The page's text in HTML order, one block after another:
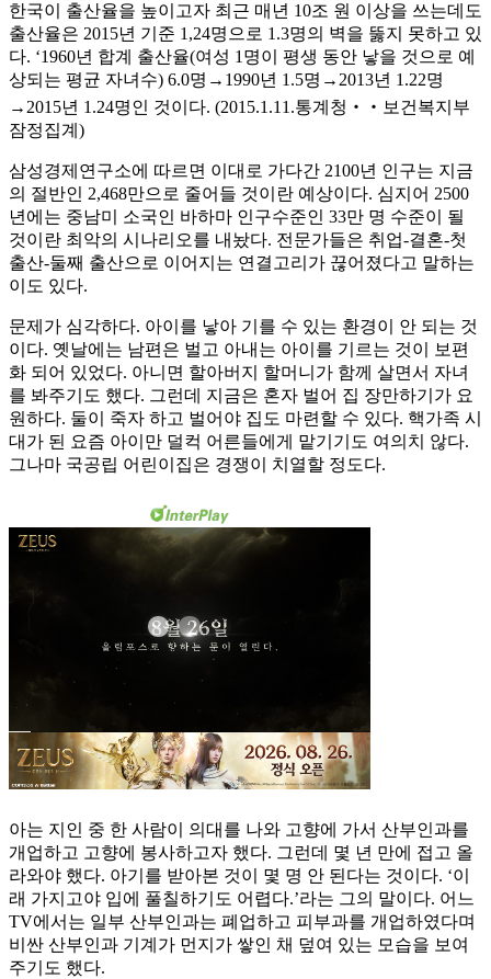
한국이 출산율을 높이고자 최근 매년 10조 원 이상을 쓰는데도
출산율은 2015년 기준 1,24명으로 1.3명의 벽을 뚫지 못하고 있
다. ‘1960년 합계 출산율(여성 1명이 평생 동안 낳을 것으로 예
상되는 평균 자녀수) 6.0명→1990년 1.5명→2013년 1.22명
→2015년 1.24명인 것이다. (2015.1.11.통계청‧‧보건복지부
잠정집계)
삼성경제연구소에 따르면 이대로 가다간 2100년 인구는 지금
의 절반인 2,468만으로 줄어들 것이란 예상이다. 심지어 2500
년에는 중남미 소국인 바하마 인구수준인 33만 명 수준이 될
것이란 최악의 시나리오를 내놨다. 전문가들은 취업-결혼-첫
출산-둘째 출산으로 이어지는 연결고리가 끊어졌다고 말하는
이도 있다.
문제가 심각하다. 아이를 낳아 기를 수 있는 환경이 안 되는 것
이다. 옛날에는 남편은 벌고 아내는 아이를 기르는 것이 보편
화 되어 있었다. 아니면 할아버지 할머니가 함께 살면서 자녀
를 봐주기도 했다. 그런데 지금은 혼자 벌어 집 장만하기가 요
원하다. 둘이 죽자 하고 벌어야 집도 마련할 수 있다. 핵가족 시
대가 된 요즘 아이만 덜컥 어른들에게 맡기기도 여의치 않다.
그나마 국공립 어린이집은 경쟁이 치열할 정도다.
아는 지인 중 한 사람이 의대를 나와 고향에 가서 산부인과를
개업하고 고향에 봉사하고자 했다. 그런데 몇 년 만에 접고 올
라와야 했다. 아기를 받아본 것이 몇 명 안 된다는 것이다. ‘이
래 가지고야 입에 풀칠하기도 어렵다.’라는 그의 말이다. 어느
TV에서는 일부 산부인과는 폐업하고 피부과를 개업하였다며
비싼 산부인과 기계가 먼지가 쌓인 채 덮여 있는 모습을 보여
주기도 했다.